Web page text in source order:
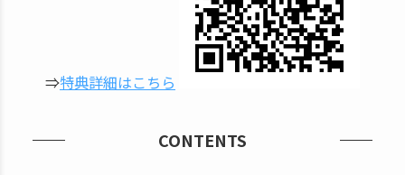
⇒特典詳細はこちら
CONTENTS